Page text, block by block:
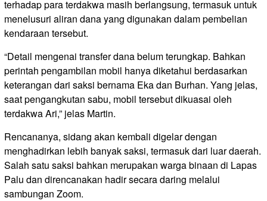
terhadap para terdakwa masih berlangsung, termasuk untuk
menelusuri aliran dana yang digunakan dalam pembelian
kendaraan tersebut.
“Detail mengenai transfer dana belum terungkap. Bahkan
perintah pengambilan mobil hanya diketahui berdasarkan
keterangan dari saksi bernama Eka dan Burhan. Yang jelas,
saat pengangkutan sabu, mobil tersebut dikuasai oleh
terdakwa Ari,” jelas Martin.
Rencananya, sidang akan kembali digelar dengan
menghadirkan lebih banyak saksi, termasuk dari luar daerah.
Salah satu saksi bahkan merupakan warga binaan di Lapas
Palu dan direncanakan hadir secara daring melalui
sambungan Zoom.